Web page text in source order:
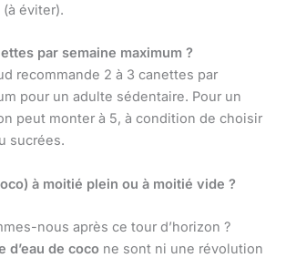
éviter).
par semaine maximum ?
recommande 2 à 3 canettes par
pour un adulte sédentaire. Pour un
peut monter à 5, à condition de choisir
sucrées.
à moitié plein ou à moitié vide ?
nous après ce tour d’horizon ?
d’eau de coco ne sont ni une révolution